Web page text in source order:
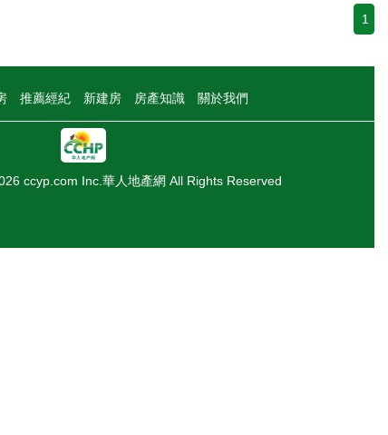
1
推薦經紀 新建房 房產知識 關於我們
ccyp.com Inc.華人地產網 All Rights Reserved